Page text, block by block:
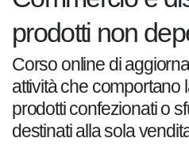
prodotti non
ore
Corso online di
di attività che
manipolazione di